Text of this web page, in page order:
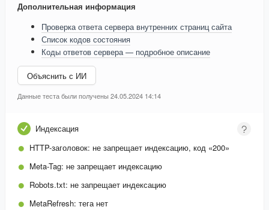
Дополнительная информация
Проверка ответа сервера внутренних страниц сайта
Список кодов состояния
Коды ответов сервера — подробное описание
Объяснить с ИИ
Данные теста были получены 24.05.2024 14:14
Индексация
HTTP-заголовок: не запрещает индексацию, код «200»
Meta-Tag: не запрещает индексацию
Robots.txt: не запрещает индексацию
MetaRefresh: тега нет